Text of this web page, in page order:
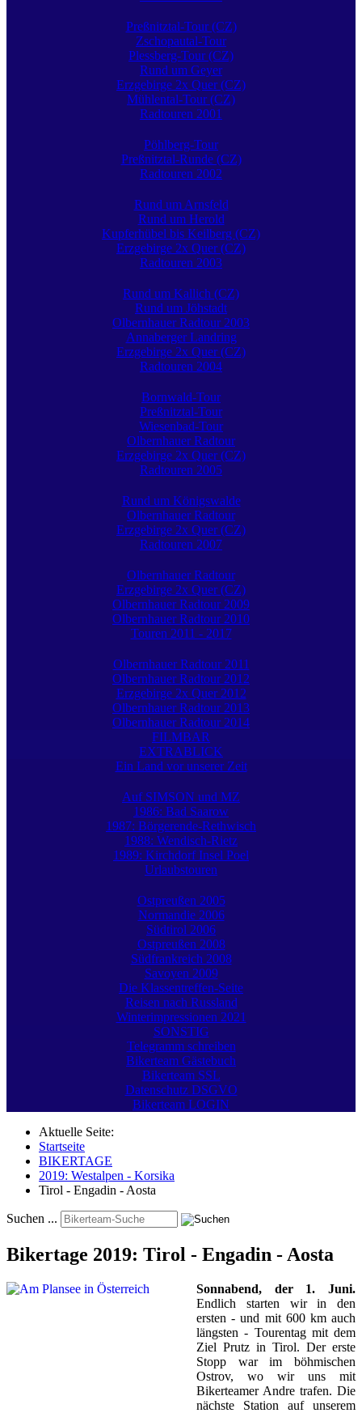
Preßnitztal-Tour (CZ)
Zschopautal-Tour
Plessberg-Tour (CZ)
Rund um Geyer
Erzgebirge 2x Quer (CZ)
Mühlental-Tour (CZ)
Radtouren 2001
Pöhlberg-Tour
Preßnitztal-Runde (CZ)
Radtouren 2002
Rund um Arnsfeld
Rund um Herold
Kupferhübel bis Keilberg (CZ)
Erzgebirge 2x Quer (CZ)
Radtouren 2003
Rund um Kallich (CZ)
Rund um Jöhstadt
Olbernhauer Radtour 2003
Annaberger Landring
Erzgebirge 2x Quer (CZ)
Radtouren 2004
Bornwald-Tour
Preßnitztal-Tour
Wiesenbad-Tour
Olbernhauer Radtour
Erzgebirge 2x Quer (CZ)
Radtouren 2005
Rund um Königswalde
Olbernhauer Radtour
Erzgebirge 2x Quer (CZ)
Radtouren 2007
Olbernhauer Radtour
Erzgebirge 2x Quer (CZ)
Olbernhauer Radtour 2009
Olbernhauer Radtour 2010
Touren 2011 - 2017
Olbernhauer Radtour 2011
Olbernhauer Radtour 2012
Erzgebirge 2x Quer 2012
Olbernhauer Radtour 2013
Olbernhauer Radtour 2014
FILMBAR
EXTRABLICK
Ein Land vor unserer Zeit
Auf SIMSON und MZ
1986: Bad Saarow
1987: Börgerende-Rethwisch
1988: Wendisch-Rietz
1989: Kirchdorf Insel Poel
Urlaubstouren
Ostpreußen 2005
Normandie 2006
Südtirol 2006
Ostpreußen 2008
Südfrankreich 2008
Savoyen 2009
Die Klassentreffen-Seite
Reisen nach Russland
Winterimpressionen 2021
SONSTIG
Telegramm schreiben
Bikerteam Gästebuch
Bikerteam SSL
Datenschutz DSGVO
Bikerteam LOGIN
Aktuelle Seite:
Startseite
BIKERTAGE
2019: Westalpen - Korsika
Tirol - Engadin - Aosta
Suchen ...
Bikertage 2019: Tirol - Engadin - Aosta
Sonnabend, der 1. Juni.
Endlich starten wir in den
ersten - und mit 600 km auch
längsten - Tourentag mit dem
Ziel Prutz in Tirol. Der erste
Stopp war im böhmischen
Ostrov, wo wir uns mit
Bikerteamer Andre trafen. Die
nächste Station auf unserem